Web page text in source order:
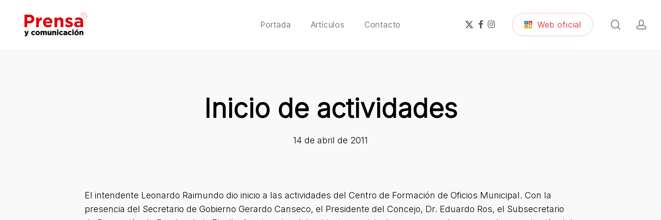
Portada Artículos Contacto
x-
twitter
facebook
instagram Web oficial search
Inicio de actividades
14 de abril de 2011
El intendente Leonardo Raimundo dio inicio a las actividades del Centro de Formación de Oficios Municipal. Con la
presencia del Secretario de Gobierno Gerardo Canseco, el Presidente del Concejo, Dr. Eduardo Ros, el Subsecretario